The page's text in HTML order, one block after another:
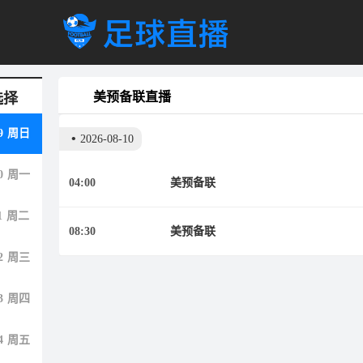
美预备联直播
择
周日
周一
周二
周三
周四
周五
• 2026-08-10
04:00 美预备联
08:30 美预备联